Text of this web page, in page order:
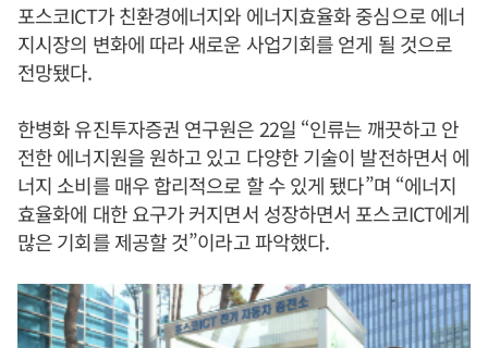
포스코ICT가 친환경에너지와 에너지효율화 중심으로 에너
지시장의 변화에 따라 새로운 사업기회를 얻게 될 것으로
전망됐다.
한병화 유진투자증권 연구원은 22일 “인류는 깨끗하고 안
전한 에너지원을 원하고 있고 다양한 기술이 발전하면서 에
너지 소비를 매우 합리적으로 할 수 있게 됐다”며 “에너지
효율화에 대한 요구가 커지면서 성장하면서 포스코ICT에게
많은 기회를 제공할 것”이라고 파악했다.